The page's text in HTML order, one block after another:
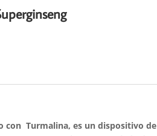
con Turmalina, es un dispositivo de